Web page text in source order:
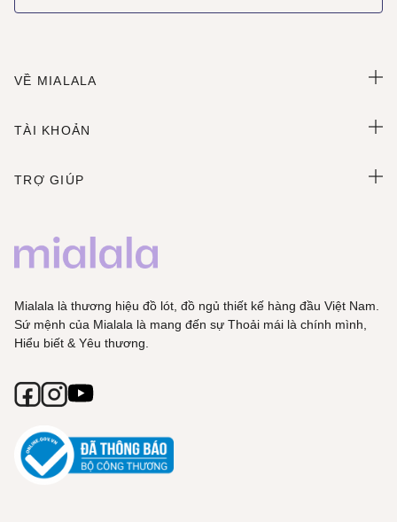
VỀ MIALALA
TÀI KHOẢN
TRỢ GIÚP
Mialala là thương hiệu đồ lót, đồ ngủ thiết kế hàng đầu Việt Nam.
Sứ mệnh của Mialala là mang đến sự Thoải mái là chính mình,
Hiểu biết & Yêu thương.